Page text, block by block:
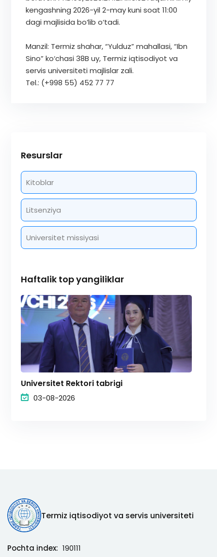
kengashning 2026-yil 2-may kuni soat 11:00
dagi majlisida bo‘lib o‘tadi.
Manzil: Termiz shahar, “Yulduz” mahallasi, “Ibn
Sino” ko‘chasi 38­B uy, Termiz iqtisodiyot va
servis universiteti majlislar zali.
Tel.: (+998 55) 452 77 77
Resurslar
Kitoblar
Litsenziya
Universitet missiyasi
Haftalik top yangiliklar
Universitet Rektori tabrigi
03-08-2026
Termiz iqtisodiyot va servis universiteti
Pochta index: 190111